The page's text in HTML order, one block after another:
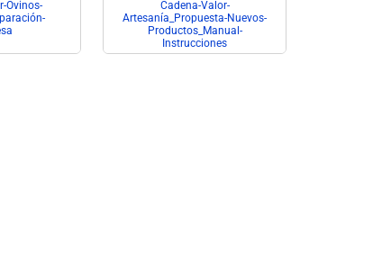
Ovinos-
Cadena-Valor-
Artesanía_Propuesta-Nuevos-
Productos_Manual-
Instrucciones